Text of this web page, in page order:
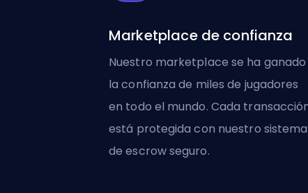
Marketplace de confianza
Nuestro marketplace se ha ganado
la confianza de miles de jugadores
en todo el mundo. Cada
está protegida con nuestro sistema
de escrow seguro.